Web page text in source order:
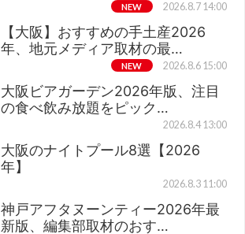
NEW 2026.8.7 14:00
【大阪】おすすめの手土産2026
年、地元メディア取材の最…
NEW 2026.8.6 15:00
大阪ビアガーデン2026年版、注目
の食べ飲み放題をピック…
2026.8.4 13:00
大阪のナイトプール8選【2026
年】
2026.8.3 11:00
神戸アフタヌーンティー2026年最
新版、編集部取材のおす…